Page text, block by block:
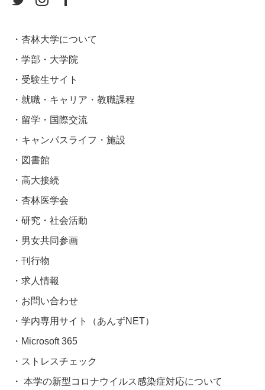
杏林大学について
学部・大学院
受験生サイト
就職・キャリア・教職課程
留学・国際交流
キャンパスライフ・施設
図書館
高大接続
杏林医学会
研究・社会活動
男女共同参画
刊行物
求人情報
お問い合わせ
学内専用サイト（あんずNET）
Microsoft 365
ストレスチェック
本学の新型コロナウイルス感染症対応について